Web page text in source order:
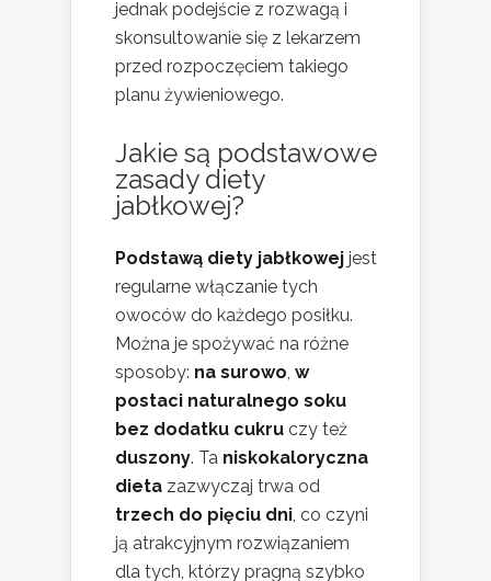
jednak podejście z rozwagą i
skonsultowanie się z lekarzem
przed rozpoczęciem takiego
planu żywieniowego.
Jakie są podstawowe
zasady diety
jabłkowej?
Podstawą diety jabłkowej jest
regularne włączanie tych
owoców do każdego posiłku.
Można je spożywać na różne
sposoby: na surowo, w
postaci naturalnego soku
bez dodatku cukru czy też
duszony. Ta niskokaloryczna
dieta zazwyczaj trwa od
trzech do pięciu dni, co czyni
ją atrakcyjnym rozwiązaniem
dla tych, którzy pragną szybko